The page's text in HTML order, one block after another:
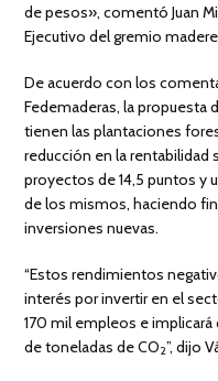
de pesos», comentó Juan
Ejecutivo del gremio
De acuerdo con los
Fedemaderas, la propuesta
tienen las plantaciones
reducción en la rentabilidad
proyectos de 14,5 puntos y
de los mismos, haciendo
inversiones nuevas.
“Estos rendimientos
interés por invertir en el
170 mil empleos e
de toneladas de CO2”, dijo